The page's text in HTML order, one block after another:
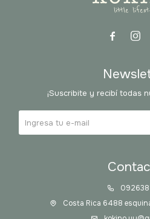
 
Costa Rica 6488
¡Suscribite y recibí todas